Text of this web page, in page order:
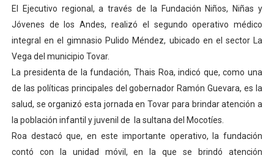
Entregan planta eléctrica para fortalecer la atención
Expertos inspeccionan espacios del OAN para la
Dictan MasterClass en el marco del Encuentro LAGO
Campo Elías avanza con plan de asfaltado
Encuentro estadal fortalece la coordinación de
Gobernador Arnaldo Sánchez apadrina a más de 993
El Ejecutivo regional, a través de la Fundación Niños, Niñas y
Jóvenes de los Andes, realizó el segundo operativo médico
integral en el gimnasio Pulido Méndez, ubicado en el sector La
Vega del municipio Tovar.
La presidenta de la fundación, Thais Roa, indicó que, como una
de las políticas principales del gobernador Ramón Guevara, es la
salud, se organizó esta jornada en Tovar para brindar atención a
la población infantil y juvenil de la sultana del Mocotíes.
Roa destacó que, en este importante operativo, la fundación
contó con la unidad móvil, en la que se brindó atención